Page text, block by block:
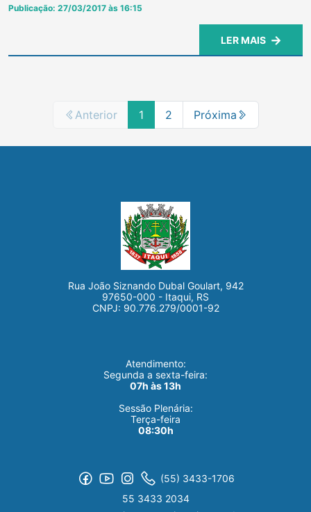
Publicação: 27/03/2017 às 16:15
LER MAIS
Anterior 1 2 Próxima
Rua João Siznando Dubal Goulart, 942
97650-000 - Itaqui, RS
CNPJ: 90.776.279/0001-92
Atendimento:
Segunda a sexta-feira:
07h às 13h
Sessão Plenária:
Terça-feira
08:30h
(55) 3433-1706
55 3433 2034